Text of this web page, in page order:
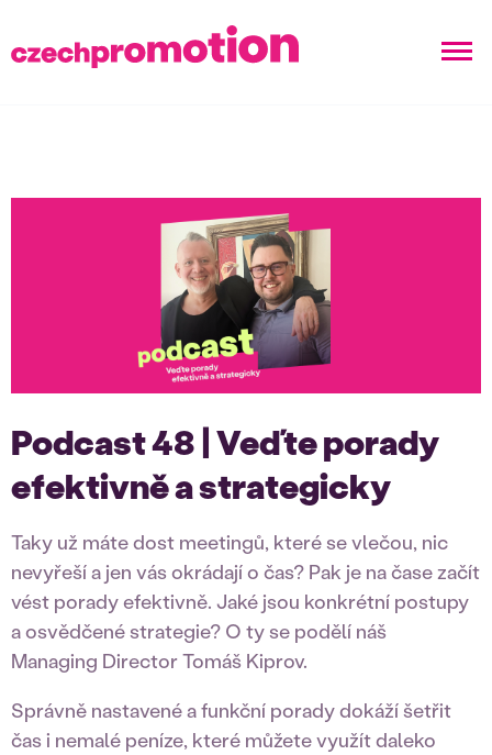
Podcast 48 | Veďte porady
efektivně a strategicky
Taky už máte dost meetingů, které se vlečou, nic
nevyřeší a jen vás okrádají o čas? Pak je na čase začít
vést porady efektivně. Jaké jsou konkrétní postupy
a osvědčené strategie? O ty se podělí náš
Managing Director Tomáš Kiprov.
Správně nastavené a funkční porady dokáží šetřit
čas i nemalé peníze, které můžete využít daleko